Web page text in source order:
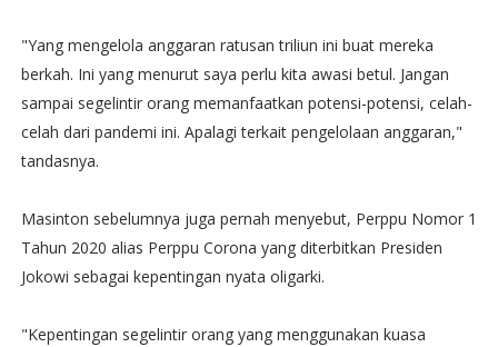
"Yang mengelola anggaran ratusan triliun ini buat mereka
berkah. Ini yang menurut saya perlu kita awasi betul. Jangan
sampai segelintir orang memanfaatkan potensi-potensi, celah-
celah dari pandemi ini. Apalagi terkait pengelolaan anggaran,"
tandasnya.
Masinton sebelumnya juga pernah menyebut, Perppu Nomor 1
Tahun 2020 alias Perppu Corona yang diterbitkan Presiden
Jokowi sebagai kepentingan nyata oligarki.
"Kepentingan segelintir orang yang menggunakan kuasa